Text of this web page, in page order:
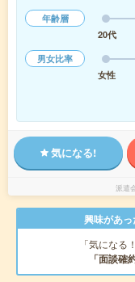
年齢層
20代
男女比率
女性
気になる!
派遣
興味があ
「気になる
「面談確